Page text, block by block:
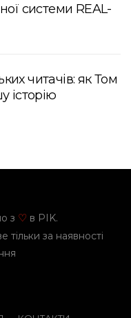
системи REAL-
читачів: як Том
історію
з ♡ в PIK.
тільки за наявності